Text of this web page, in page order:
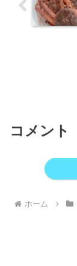
コメント
ホーム